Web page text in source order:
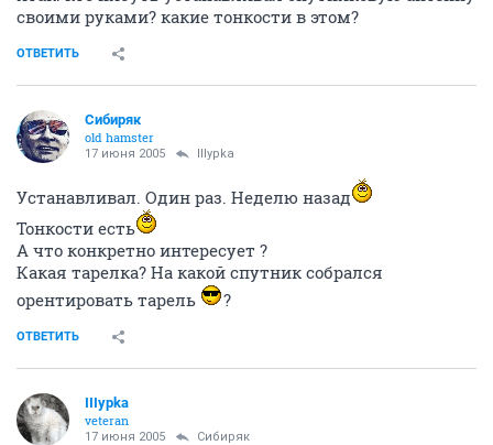
своими руками? какие тонкости в этом?
ОТВЕТИТЬ
Сибиряк
old hamster
17 июня 2005 IIIypka
Устанавливал. Один раз. Неделю назад
Тонкости есть
А что конкретно интересует ?
Какая тарелка? На какой спутник собрался
орентировать тарель
?
ОТВЕТИТЬ
IIIypka
veteran
17 июня 2005 Сибиряк